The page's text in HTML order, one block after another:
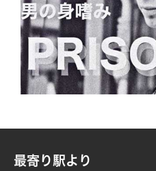
最寄り駅より